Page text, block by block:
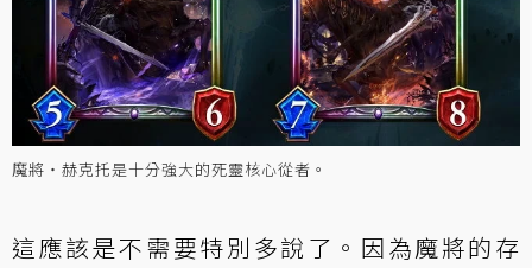
魔將‧赫克托是十分強大的死靈核心從者。
這應該是不需要特別多說了。因為魔將的存